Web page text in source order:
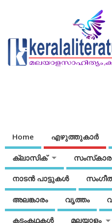
Home എഴുത്തുകാര്‍
ക്ലാസിക്
നാടന്‍ പാട്ടുകള്‍
അലങ്കാരം വൃത്തം
കടംകഥകള്‍ മലയാളം